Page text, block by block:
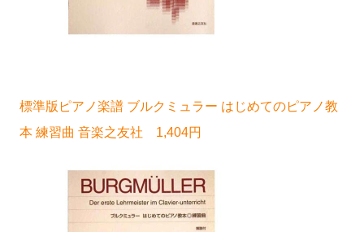
標準版ピアノ楽譜 ブルクミュラー はじめてのピアノ教
本 練習曲 音楽之友社 1,404円